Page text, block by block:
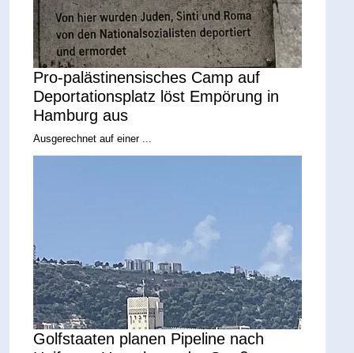
Pro-palästinensisches Camp auf
Deportationsplatz löst Empörung in
Hamburg aus
Ausgerechnet auf einer ...
Golfstaaten planen Pipeline nach